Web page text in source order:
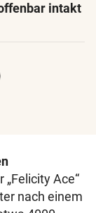
intakt
Ace“
nach einem